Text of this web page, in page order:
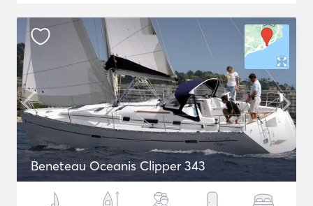
Beneteau Oceanis Clipper 343